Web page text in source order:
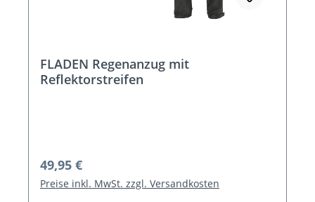
FLADEN Regenanzug mit
Reflektorstreifen
Regulärer Preis:
49,95 €
Preise inkl. MwSt. zzgl. Versandkosten